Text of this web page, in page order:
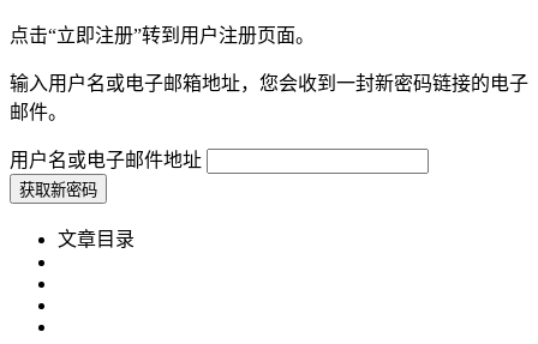
点击“立即注册”转到用户注册页面。
输入用户名或电子邮箱地址，您会收到一封新密码链接的电子
邮件。
用户名或电子邮件地址
文章目录